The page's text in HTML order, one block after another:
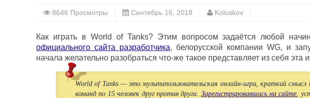
8646 Просмотры Сентябрь 16, 2018 Koloskov
Как играть в World of Tanks? Этим вопросом задаётся любой
официального сайта разработчика, белорусской компании WG, и
начала желательно разобраться что-же такое представляет из себя эта
World of Tanks — это мультипользовательская онлайн-игра, краткий
команд по 15 человек друг против друга. Зарегистрировавшись на сайте,